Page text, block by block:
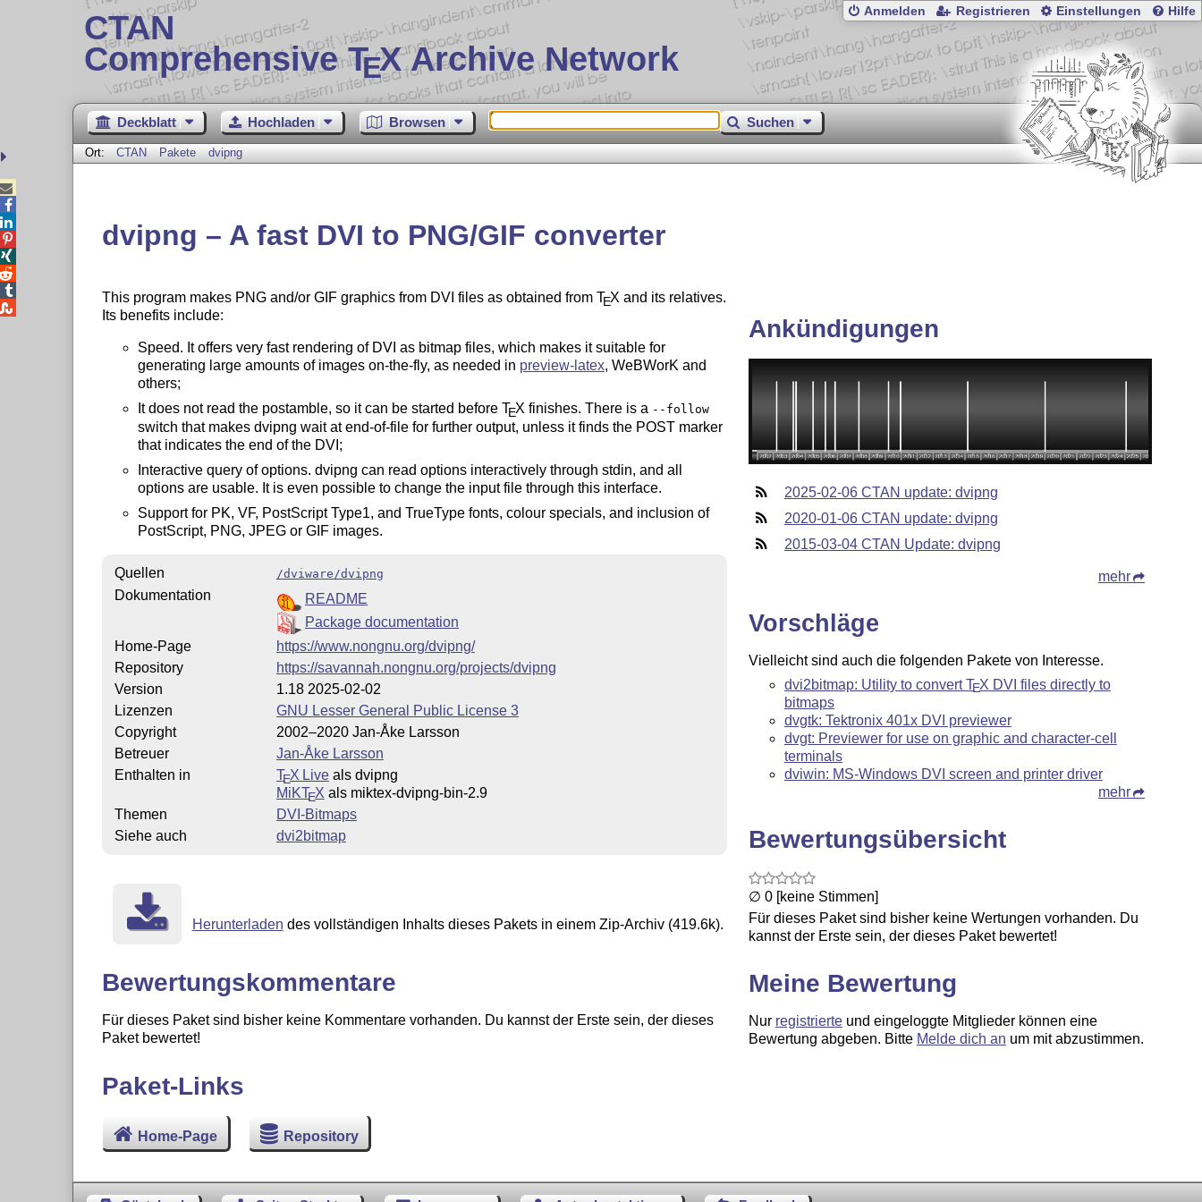
CTAN
Comprehensive TEX Archive Network
Anmelden Registrieren Einstellungen Hilfe
Deckblatt Hochladen Browsen Suchen
Ort: CTAN Pakete dvipng
dvipng – A fast DVI to PNG/GIF converter
This program makes PNG and/or GIF graphics from DVI files as obtained from TEX and its relatives.
Its benefits include:
Speed. It offers very fast rendering of DVI as bitmap files, which makes it suitable for
generating large amounts of images on-the-fly, as needed in preview-latex, WeBWorK and
others;
It does not read the postamble, so it can be started before TEX finishes. There is a --follow
switch that makes dvipng wait at end-of-file for further output, unless it finds the POST marker
that indicates the end of the DVI;
Interactive query of options. dvipng can read options interactively through stdin, and all
options are usable. It is even possible to change the input file through this interface.
Support for PK, VF, PostScript Type1, and TrueType fonts, colour specials, and inclusion of
PostScript, PNG, JPEG or GIF images.
Quellen /dviware/dvipng
Dokumentation
README
Package documentation
Home-Page
https://www.nongnu.org/dvipng/
Repository
https://savannah.nongnu.org/projects/dvipng
Version
1.18 2025-02-02
Lizenzen
GNU Lesser General Public License 3
Copyright
2002–2020 Jan-Åke Larsson
Betreuer
Jan-Åke Larsson
Enthalten in
TEX Liveals dvipng
MiKTEX als miktex-dvipng-bin-2.9
Themen
DVI-Bitmaps
Siehe auch
dvi2bitmap
Herunterladen des vollständigen Inhalts dieses Pakets in einem Zip-Archiv (419.6k).
Bewertungskommentare
Für dieses Paket sind bisher keine Kommentare vorhanden. Du kannst der Erste sein, der dieses
Paket bewertet!
Ankündigungen
2025-02-06 CTAN update: dvipng
2020-01-06 CTAN update: dvipng
2015-03-04 CTAN Update: dvipng
mehr
Vorschläge
Vielleicht sind auch die folgenden Pakete von Interesse.
dvi2bitmap: Utility to convertTEX DVI files directly to
bitmaps
dvgtk: Tektronix 401x DVI previewer
dvgt: Previewer for use on graphic and character-cell
terminals
dviwin: MS-Windows DVI screen and printer driver
mehr
Bewertungsübersicht
∅ 0 [keine Stimmen]
Für dieses Paket sind bisher keine Wertungen vorhanden. Du
kannst der Erste sein, der dieses Paket bewertet!
Meine Bewertung
Nur registrierteund eingeloggte Mitglieder können eine
Bewertung abgeben. Bitte Melde dich an um mit abzustimmen.
Paket-Links
Home-Page Repository




